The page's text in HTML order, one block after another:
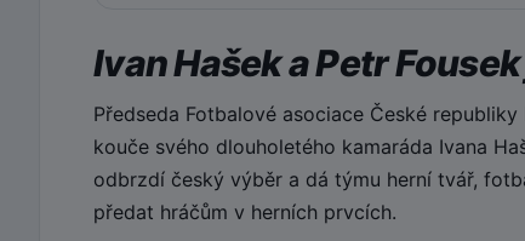
Ivan Hašek a Petr
Předseda Fotbalové asociace České
kouče svého dlouholetého kamaráda Ivana
odbrzdí český výběr a dá týmu herní tvář,
předat hráčům v herních prvcích.